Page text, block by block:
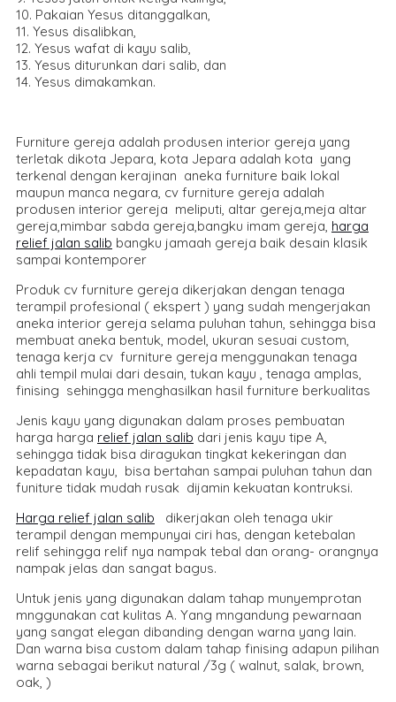
10. Pakaian Yesus ditanggalkan,
11. Yesus disalibkan,
12. Yesus wafat di kayu salib,
13. Yesus diturunkan dari salib, dan
14. Yesus dimakamkan.
Furniture gereja adalah produsen interior gereja yang
terletak dikota Jepara, kota Jepara adalah kota yang
terkenal dengan kerajinan aneka furniture baik lokal
maupun manca negara, cv furniture gereja adalah
produsen interior gereja meliputi, altar gereja,meja altar
gereja,mimbar sabda gereja,bangku imam gereja, harga
relief jalan salib bangku jamaah gereja baik desain klasik
sampai kontemporer
Produk cv furniture gereja dikerjakan dengan tenaga
terampil profesional ( ekspert ) yang sudah mengerjakan
aneka interior gereja selama puluhan tahun, sehingga bisa
membuat aneka bentuk, model, ukuran sesuai custom,
tenaga kerja cv furniture gereja menggunakan tenaga
ahli tempil mulai dari desain, tukan kayu , tenaga amplas,
finising sehingga menghasilkan hasil furniture berkualitas
Jenis kayu yang digunakan dalam proses pembuatan
harga harga relief jalan salib dari jenis kayu tipe A,
sehingga tidak bisa diragukan tingkat kekeringan dan
kepadatan kayu, bisa bertahan sampai puluhan tahun dan
funiture tidak mudah rusak dijamin kekuatan kontruksi.
Harga relief jalan salib dikerjakan oleh tenaga ukir
terampil dengan mempunyai ciri has, dengan ketebalan
relif sehingga relif nya nampak tebal dan orang- orangnya
nampak jelas dan sangat bagus.
Untuk jenis yang digunakan dalam tahap munyemprotan
mnggunakan cat kulitas A. Yang mngandung pewarnaan
yang sangat elegan dibanding dengan warna yang lain.
Dan warna bisa custom dalam tahap finising adapun pilihan
warna sebagai berikut natural /3g ( walnut, salak, brown,
oak, )